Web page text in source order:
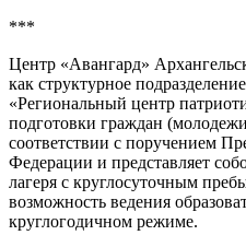
***
Центр «Авангард»
как структурное
«Региональный центр
подготовки граждан
соответствии с поручением
Федерации и представляет
лагеря с круглосуточным
возможность ведения
круглогодичном режиме.